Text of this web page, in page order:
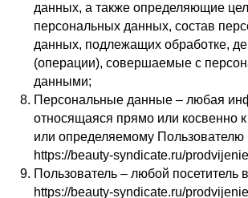
данных, а также определяющие
персональных данных, состав
данных, подлежащих обработке,
(операции), совершаемые с
данными;
Персональные данные – любая
относящаяся прямо или косвенно
или определяемому Пользователю
https://beauty-syndicate.ru/
Пользователь – любой посетитель
https://beauty-syndicate.ru/